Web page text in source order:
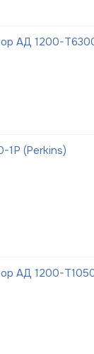
АД 1200-
1Р (Perkins)
АД 1200-